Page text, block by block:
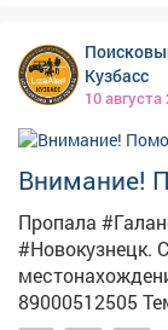
собрания
регулярно
организации. Сейчас следователи собирают и
закрепляют
ru.freepik.com
Кузбасс
10 августа
Внимание!
Пропала
#Новокузнецк. С 8 августа 2026 года ее
местонахождение
89000512505 Тема на форуме: